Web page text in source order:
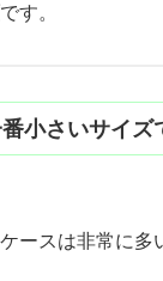
です。
小さいサイズ
ースは非常に多